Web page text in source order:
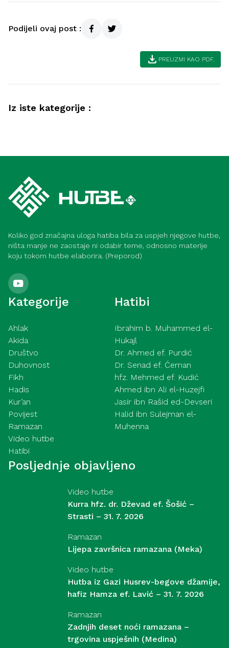
Podijeli ovaj post :
download PREUZMI KAO PDF.
Iz iste kategorije :
Koliko god značajna uloga hatiba bila za uspjeh njegove hutbe,
ništa manje ne zaostaje ni odabir teme, odnosno materije
koju tokom hutbe elaborira. (Preporod)
Kategorije
Ahlak
Akida
Društvo
Duhovnost
Fikh
Hadis
Kur’an
Povijest
Ramazan
Video hutbe
Hatibi
Hatibi
Ibrahim b. Muhammed el-
Hukajl
Dr. Ahmed ef. Purdić
Dr. Senad ef. Ćeman
hfz. Mehmed ef. Kudić
Ahmed ibn Ali el-Huzejfi
Jasir ibn Rašid ed-Devseri
Halid ibn Sulejman el-
Muhenna
Posljednje objavljeno
Video hutbe
Kurra hfz. dr. Dževad ef. Šošić –
Strasti – 31. 7. 2026
Ramazan
Lijepa završnica ramazana (Meka)
Video hutbe
Hutba iz Gazi Husrev-begove džamije,
hafiz Hamza ef. Lavić – 31. 7. 2026
Ramazan
Zadnjih deset noći ramazana –
trgovina uspješnih (Medina)